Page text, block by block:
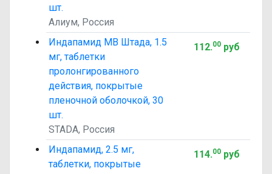
шт.
Алиум, Россия
Индапамид МВ Штада, 1.5
мг, таблетки
пролонгированного
действия, покрытые
пленочной оболочкой, 30
шт.
STADA, Россия
112.00руб
Индапамид, 2.5 мг,
таблетки, покрытые
114.00руб